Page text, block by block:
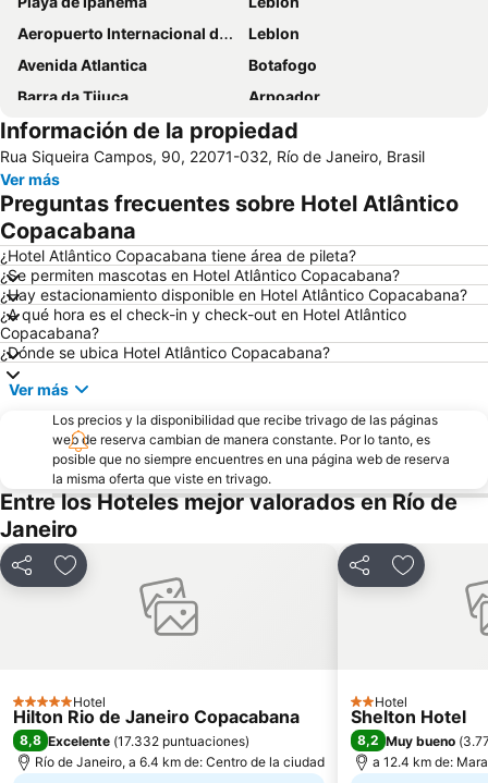
Aeropuerto Internacional de Galeão Antônio Carlos Jobim
Leblon
Avenida Atlantica
Botafogo
Barra da Tijuca
Arpoador
Lapa
Leme
Cristo Redentor
Recreio dos Bandeirantes
Pan de Azúcar y Funicular
Igreja de Nossa Senhora da Candelária
Rio de Janeiro: Carioca Landscapes between the Mountain and the Sea
Centro
Botafogo
Aeropuerto Santos Dumont
Cristo Redentor
Estación de Autobuses Nuevo Río
Arcos de Lapa
Uruguaiana Metro Station
Prainha
Jockey Club Brasileiro - Hipódromo da Gávea
Santa Teresa
Glória
Sambódromo
Isla de Paquetá
Planetario de la Ciudad de Río de Janeiro
Consulate General of the Unites States
Museo Nacional de Bellas Artes
Carioca Metro Station
Expo Católica
Rio Boat Show
Santuário de Nossa Senhora da Penha
Información de la propiedad
Rua Siqueira Campos, 90, 22071-032, Río de Janeiro, Brasil
Ver más
Preguntas frecuentes sobre Hotel Atlântico
Copacabana
¿Hotel Atlântico Copacabana tiene área de pileta?
¿Se permiten mascotas en Hotel Atlântico Copacabana?
¿Hay estacionamiento disponible en Hotel Atlântico Copacabana?
¿A qué hora es el check-in y check-out en Hotel Atlântico
Copacabana?
¿Dónde se ubica Hotel Atlântico Copacabana?
Ver más
Los precios y la disponibilidad que recibe trivago de las páginas
web de reserva cambian de manera constante. Por lo tanto, es
posible que no siempre encuentres en una página web de reserva
la misma oferta que viste en trivago.
Entre los Hoteles mejor valorados en Río de
Janeiro
CompartirAñadir a favoritos
5 EstrellasHotel
Hilton Rio de Janeiro Copacabana
8,8 Excelente (17.332 puntuaciones)
Río de Janeiro, a 6.4 km de: Centro de la ciudad
CompartirAñadir a
2 Estrellas
Hotel
Shelton Hotel
8,2 Muy bueno (
a 12.4 km de: